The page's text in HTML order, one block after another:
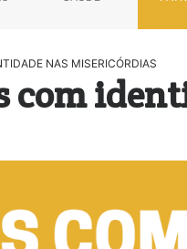
NAS MISERICÓRDIAS
com